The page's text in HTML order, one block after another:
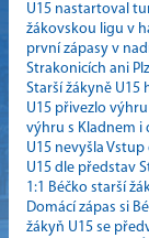
U15 nastartoval
žákovskou ligu v
první zápasy v
Strakonicích ani
Starší žákyně U15
U15 přivezlo výhru
výhru s Kladnem i
U15 nevyšla Vstup
U15 dle představ
1:1 Béčko starší
Domácí zápas si
žákyň U15 se